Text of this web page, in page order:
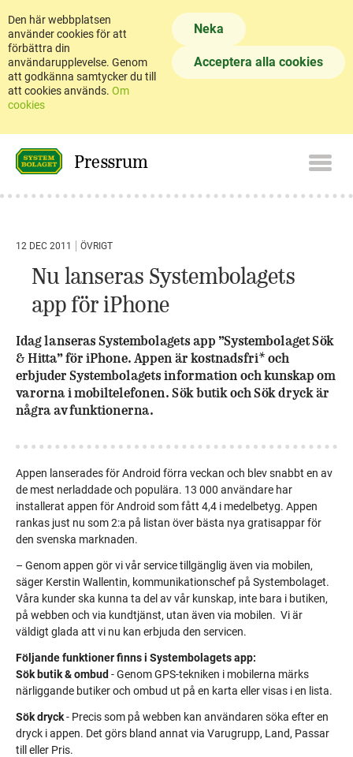
Den här webbplatsen
använder cookies för att
förbättra din
användarupplevelse. Genom
att godkänna samtycker du till
att cookies används. Om
cookies
Neka
Acceptera alla cookies
Pressrum
12 DEC 2011 ÖVRIGT
Nu lanseras Systembolagets
app för iPhone
Idag lanseras Systembolagets app ”Systembolaget Sök
& Hitta” för iPhone. Appen är kostnadsfri* och
erbjuder Systembolagets information och kunskap om
varorna i mobiltelefonen. Sök butik och Sök dryck är
några av funktionerna.
Appen lanserades för Android förra veckan och blev snabbt en av
de mest nerladdade och populära. 13 000 användare har
installerat appen för Android som fått 4,4 i medelbetyg. Appen
rankas just nu som 2:a på listan över bästa nya gratisappar för
den svenska marknaden.
– Genom appen gör vi vår service tillgänglig även via mobilen,
säger Kerstin Wallentin, kommunikationschef på Systembolaget.
Våra kunder ska kunna ta del av vår kunskap, inte bara i butiken,
på webben och via kundtjänst, utan även via mobilen. Vi är
väldigt glada att vi nu kan erbjuda den servicen.
Följande funktioner finns i Systembolagets app:
Sök butik & ombud - Genom GPS-tekniken i mobilerna märks
närliggande butiker och ombud ut på en karta eller visas i en lista.
Sök dryck- Precis som på webben kan användaren söka efter en
dryck i appen. Det görs bland annat via Varugrupp, Land, Passar
till eller Pris.